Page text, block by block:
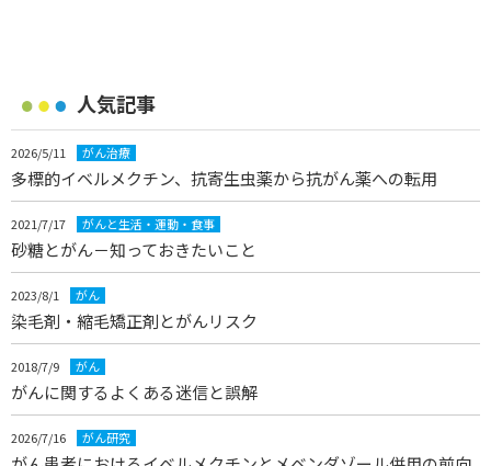
人気記事
2026/5/11 がん治療
多標的イベルメクチン、抗寄生虫薬から抗がん薬への転用
2021/7/17 がんと生活・運動・食事
砂糖とがん－知っておきたいこと
2023/8/1 がん
染毛剤・縮毛矯正剤とがんリスク
2018/7/9 がん
がんに関するよくある迷信と誤解
2026/7/16 がん研究